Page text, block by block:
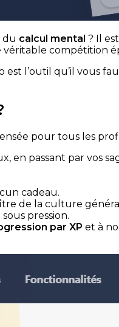
du calcul mental ? Il
véritable compétition
l’outil qu’il vous
pour tous les
en passant par vos
cadeau.
de la culture
pression.
par XP et à